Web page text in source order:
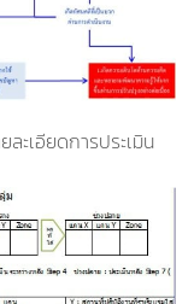
ะเอียดการประเมิน